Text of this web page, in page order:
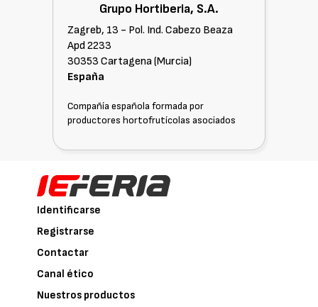
Grupo Hortiberia, S.A.
Zagreb, 13 - Pol. Ind. Cabezo Beaza
Apd 2233
30353 Cartagena (Murcia)
España
Compañía española formada por
productores hortofrutícolas asociados
Identificarse
Registrarse
Contactar
Canal ético
Nuestros productos